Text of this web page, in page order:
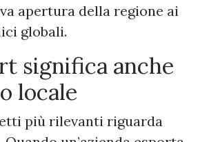
apertura della regione ai
globali.
significa anche
locale
più rilevanti riguarda